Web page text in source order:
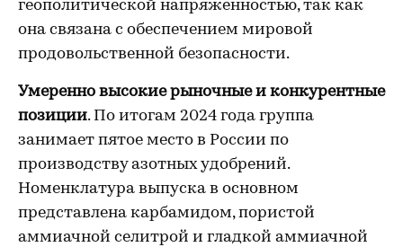
геополитической напряженностью, так как
она связана с обеспечением мировой
продовольственной безопасности.
Умеренно высокие рыночные и конкурентные
позиции. По итогам 2024 года группа
занимает пятое место в России по
производству азотных удобрений.
Номенклатура выпуска в основном
представлена карбамидом, пористой
аммиачной селитрой и гладкой аммиачной